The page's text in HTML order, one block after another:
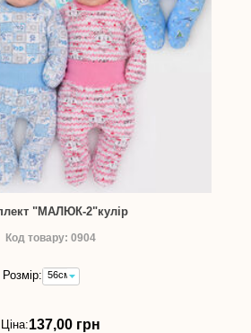
"МАЛЮК-2"кулір
Код товару: 0904
Розмір: 56см
-
Ціна:137,00 грн